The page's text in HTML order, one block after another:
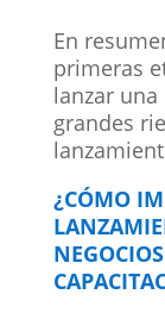
En
primeras
lanzar
grandes
¿CÓMO